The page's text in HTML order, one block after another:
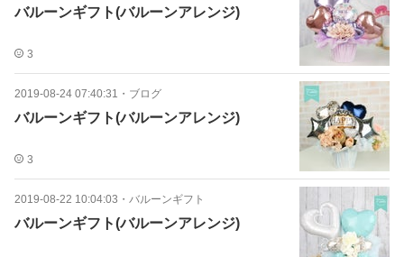
バルーンギフト(バルーンアレンジ)
3
2019-08-24 07:40:31 ・ ブログ
バルーンギフト(バルーンアレンジ)
3
2019-08-22 10:04:03 ・ バルーンギフト
バルーンギフト(バルーンアレンジ)